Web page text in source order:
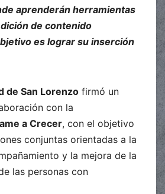
aprenderán herramientas
de contenido
es lograr su inserción
de San Lorenzo firmó un
con la
a Crecer, con el objetivo
conjuntas orientadas a la
y la mejora de la
las personas con